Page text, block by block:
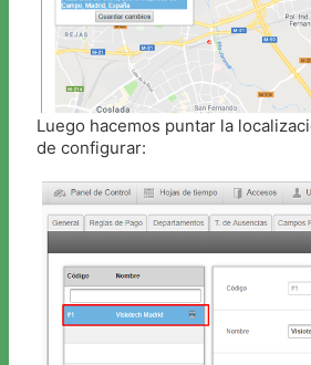
Luego hacemos puntar la
de configurar: